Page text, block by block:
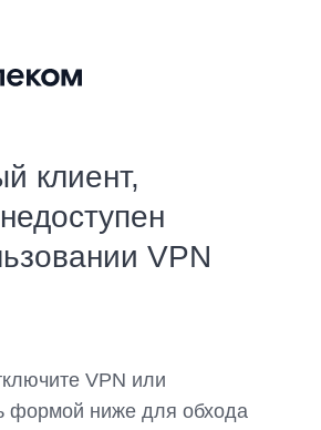
клиент,
VPN
VPN или
формой ниже для обхода